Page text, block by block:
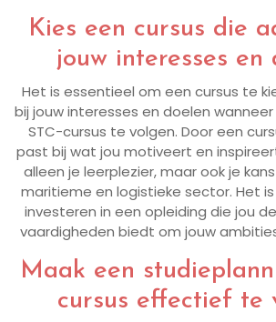
Kies een cursus die
jouw interesses en
Het is essentieel om een cursus te
bij jouw interesses en doelen
STC-cursus te volgen. Door een
past bij wat jou motiveert en
alleen je leerplezier, maar ook je
maritieme en logistieke sector. Het
investeren in een opleiding die jou
vaardigheden biedt om jouw
Maak een
cursus effectief te